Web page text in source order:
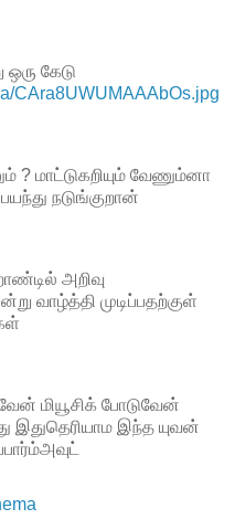
ஒரு கேடு
CAra8UWUMAAAbOs.jpg
? மாட்டுகறியும் வேணும்னா
நடுங்குறான்
அறிவு
வாழ்த்தி முடிப்பதற்குள்
மியூசிக் போடுவேன்
இதுதெரியாம இந்த யுவன்